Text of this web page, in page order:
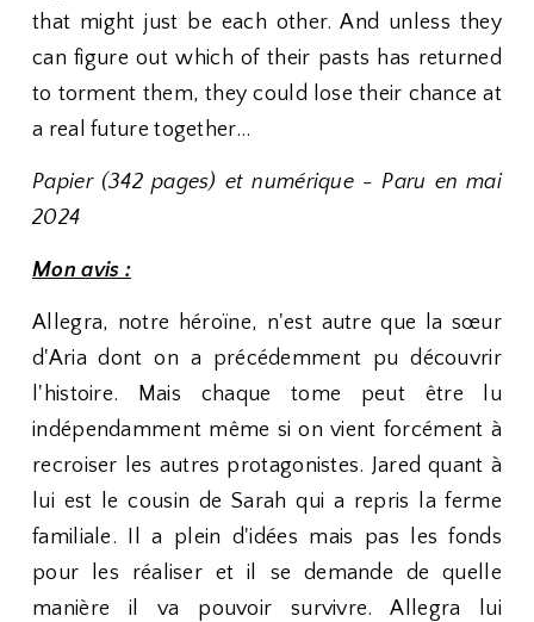
that might just be each other. And unless they
can figure out which of their pasts has returned
to torment them, they could lose their chance at
a real future together...
Papier (342 pages) et numérique - Paru en mai
2024
Mon avis :
Allegra, notre héroïne, n'est autre que la sœur
d'Aria dont on a précédemment pu découvrir
l'histoire. Mais chaque tome peut être lu
indépendamment même si on vient forcément à
recroiser les autres protagonistes. Jared quant à
lui est le cousin de Sarah qui a repris la ferme
familiale. Il a plein d'idées mais pas les fonds
pour les réaliser et il se demande de quelle
manière il va pouvoir survivre. Allegra lui